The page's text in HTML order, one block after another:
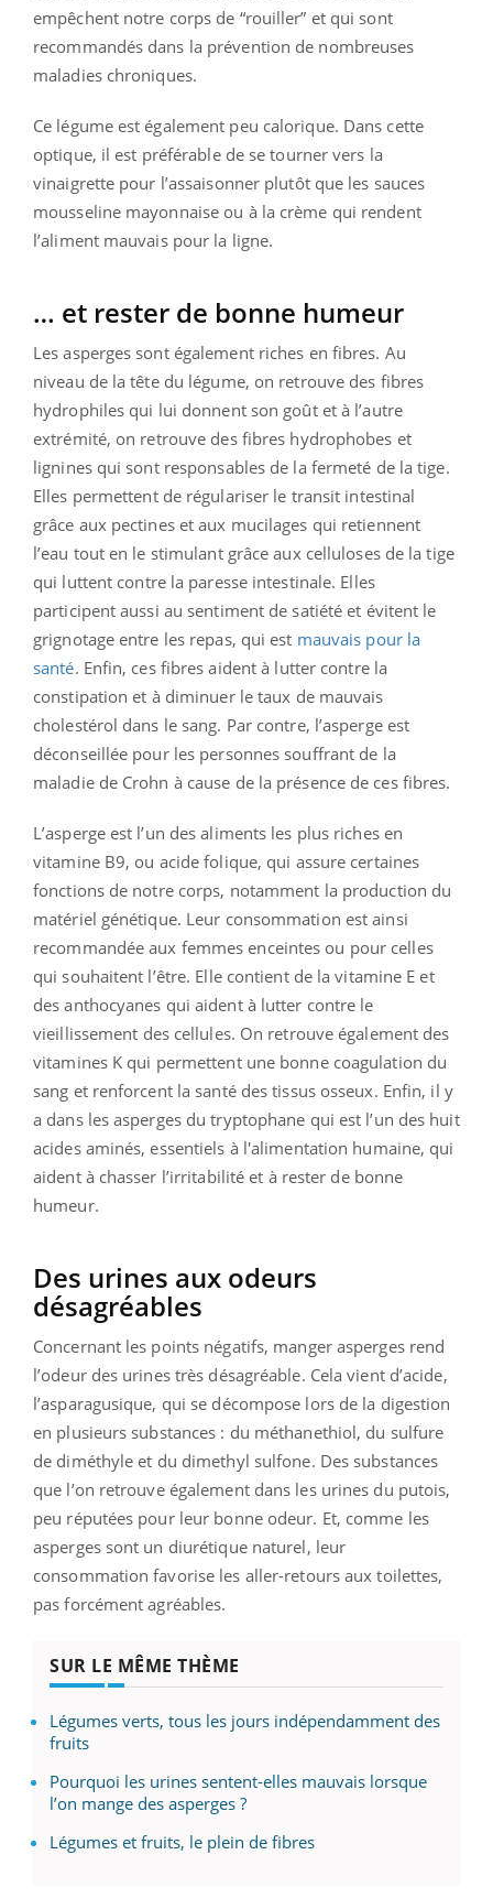
empêchent notre corps de “rouiller” et qui sont
recommandés dans la prévention de nombreuses
maladies chroniques.
Ce légume est également peu calorique. Dans cette
optique, il est préférable de se tourner vers la
vinaigrette pour l’assaisonner plutôt que les sauces
mousseline mayonnaise ou à la crème qui rendent
l’aliment mauvais pour la ligne.
… et rester de bonne humeur
Les asperges sont également riches en fibres. Au
niveau de la tête du légume, on retrouve des fibres
hydrophiles qui lui donnent son goût et à l’autre
extrémité, on retrouve des fibres hydrophobes et
lignines qui sont responsables de la fermeté de la tige.
Elles permettent de régulariser le transit intestinal
grâce aux pectines et aux mucilages qui retiennent
l’eau tout en le stimulant grâce aux celluloses de la tige
qui luttent contre la paresse intestinale. Elles
participent aussi au sentiment de satiété et évitent le
grignotage entre les repas, qui est mauvais pour la
santé. Enfin, ces fibres aident à lutter contre la
constipation et à diminuer le taux de mauvais
cholestérol dans le sang. Par contre, l’asperge est
déconseillée pour les personnes souffrant de la
maladie de Crohn à cause de la présence de ces fibres.
L’asperge est l’un des aliments les plus riches en
vitamine B9, ou acide folique, qui assure certaines
fonctions de notre corps, notamment la production du
matériel génétique. Leur consommation est ainsi
recommandée aux femmes enceintes ou pour celles
qui souhaitent l’être. Elle contient de la vitamine E et
des anthocyanes qui aident à lutter contre le
vieillissement des cellules. On retrouve également des
vitamines K qui permettent une bonne coagulation du
sang et renforcent la santé des tissus osseux. Enfin, il y
a dans les asperges du tryptophane qui est l’un des huit
acides aminés, essentiels à l'alimentation humaine, qui
aident à chasser l’irritabilité et à rester de bonne
humeur.
Des urines aux odeurs
désagréables
Concernant les points négatifs, manger asperges rend
l’odeur des urines très désagréable. Cela vient d’acide,
l’asparagusique, qui se décompose lors de la digestion
en plusieurs substances : du méthanethiol, du sulfure
de diméthyle et du dimethyl sulfone. Des substances
que l’on retrouve également dans les urines du putois,
peu réputées pour leur bonne odeur. Et, comme les
asperges sont un diurétique naturel, leur
consommation favorise les aller-retours aux toilettes,
pas forcément agréables.
SUR LE MÊME THÈME
Légumes verts, tous les jours indépendamment des
fruits
Pourquoi les urines sentent-elles mauvais lorsque
l’on mange des asperges ?
Légumes et fruits, le plein de fibres